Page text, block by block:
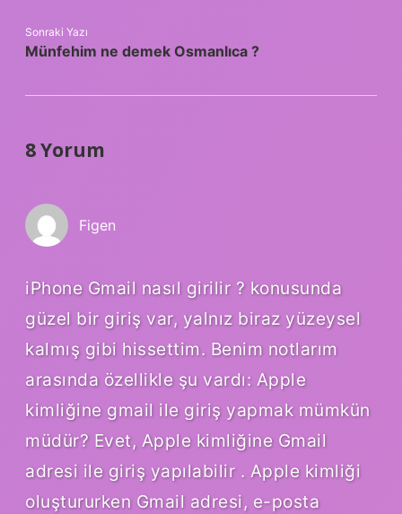
Sonraki Yazı
Münfehim ne demek Osmanlıca ?
8 Yorum
Figen
iPhone Gmail nasıl girilir ? konusunda
güzel bir giriş var, yalnız biraz yüzeysel
kalmış gibi hissettim. Benim notlarım
arasında özellikle şu vardı: Apple
kimliğine gmail ile giriş yapmak mümkün
müdür? Evet, Apple kimliğine Gmail
adresi ile giriş yapılabilir . Apple kimliği
oluştururken Gmail adresi, e-posta